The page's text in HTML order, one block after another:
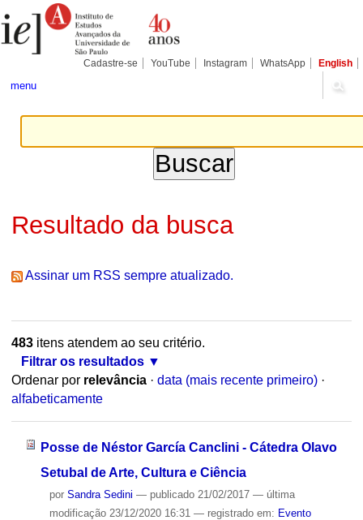
para
conteúdo.
Pessoais
Cadastre-se YouTube Instagram WhatsApp English
menu
Resultado da busca
Assinar um RSS sempre atualizado.
483itens atendem ao seu critério.
Filtrar os resultados
Ordenar por relevância · data (mais recente primeiro) ·
alfabeticamente
Posse de Néstor García Canclini - Cátedra Olavo
Setubal de Arte, Cultura e Ciência
por Sandra Sedini — publicado21/02/2017 — última
modificação23/12/2020 16:31 — registrado em: Evento